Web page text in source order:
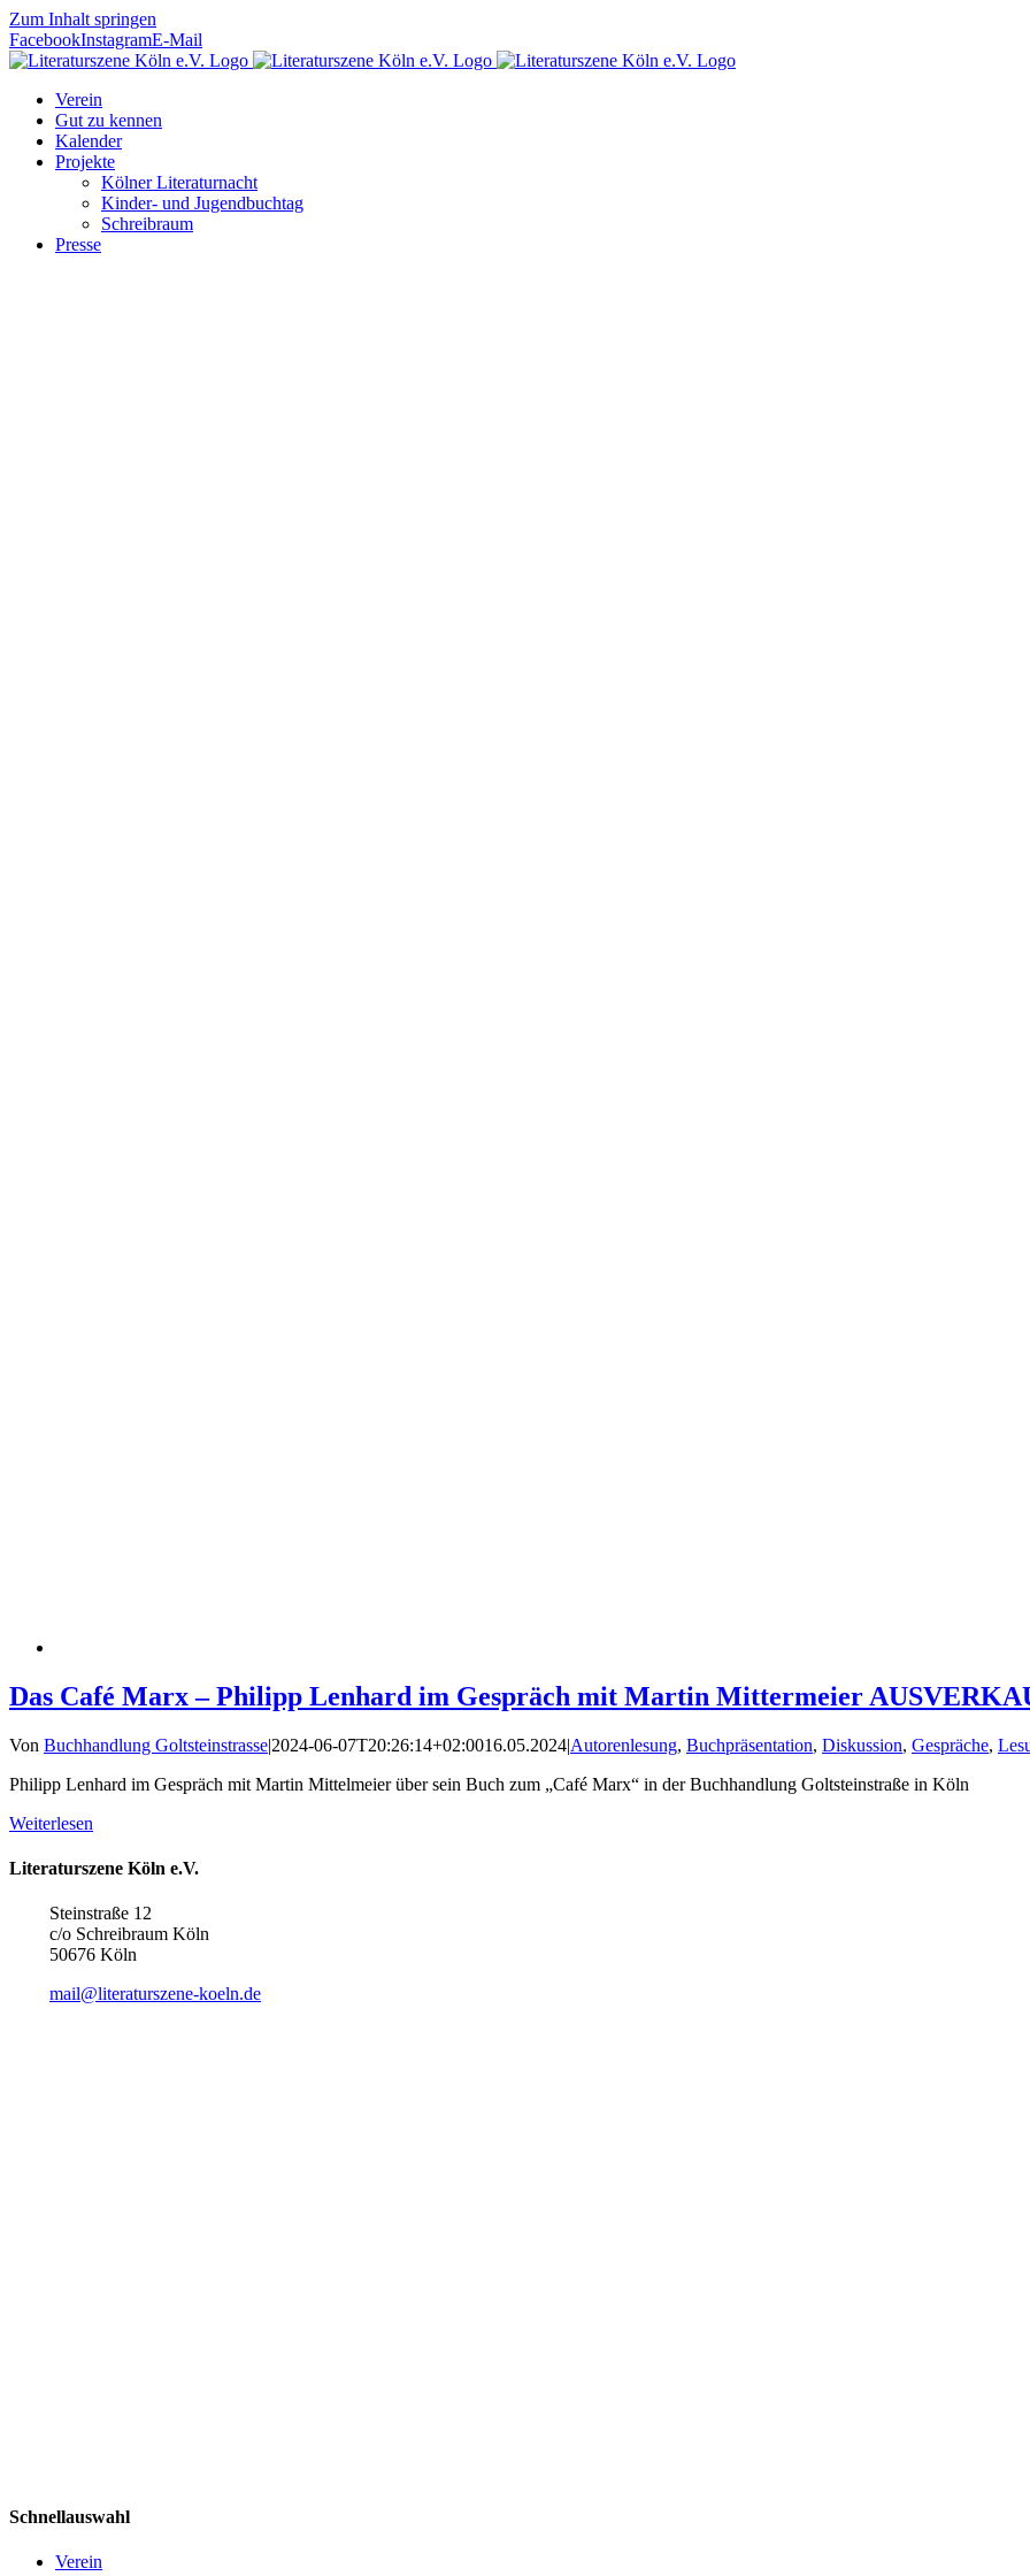
Zum Inhalt springen
FacebookInstagramE-Mail
Verein
Gut zu kennen
Kalender
Projekte
Kölner Literaturnacht
Kinder- und Jugendbuchtag
Schreibraum
Presse
Das Café Marx – Philipp Lenhard im Gespräch mit Martin Mittermeier
Von Buchhandlung Goltsteinstrasse|2024-06-07T20:26:14+02:0016.05.2024|Autorenlesung, Buchpräsentation, Diskussion, Gespräche,
Philipp Lenhard im Gespräch mit Martin Mittelmeier über sein Buch zum „Café Marx“ in der Buchhandlung Goltsteinstraße in Köln
Weiterlesen
Literaturszene Köln e.V.
Steinstraße 12
c/o Schreibraum Köln
50676 Köln
mail@literaturszene-koeln.de
Schnellauswahl
Verein